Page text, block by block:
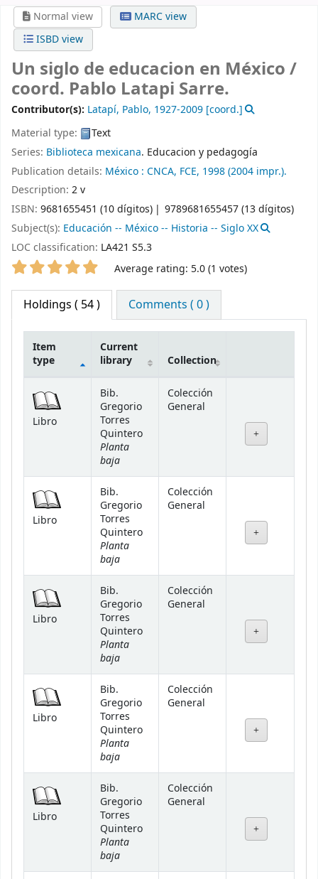
Normal view
MARC view
ISBD view
Un siglo de educacion en México /
coord. Pablo Latapi Sarre.
Contributor(s): Latapí, Pablo, 1927-2009 [coord.]
Material type:
Text
Series: Biblioteca mexicana. Educacion y pedagogía
Publication details: México : CNCA, FCE, 1998 (2004 impr.).
Description: 2 v
ISBN: 9681655451 (10 dígitos)
9789681655457 (13 dígitos)
Subject(s): Educación -- México -- Historia -- Siglo XX
LOC classification: LA421 S5.3
Star ratings Average rating: 5.0 (1 votes)
Holdings ( 54 ) Comments ( 0 )
Item
type
Current
library
Collection
Libro
Bib.
Gregorio
Torres
Quintero
Planta
baja
Colección
General
Libro
Bib.
Gregorio
Torres
Quintero
Planta
baja
Colección
General
Libro
Bib.
Gregorio
Torres
Quintero
Planta
baja
Colección
General
Libro
Bib.
Gregorio
Torres
Quintero
Planta
baja
Colección
General
Libro
Bib.
Gregorio
Torres
Quintero
Planta
baja
Colección
General